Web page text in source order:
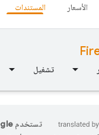
الأسعار المستندات
تشغيل